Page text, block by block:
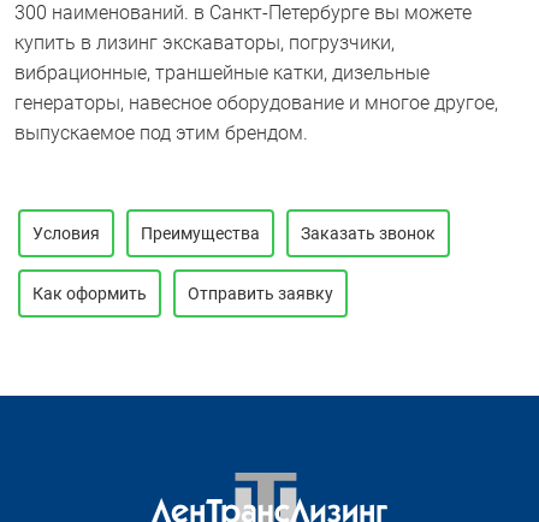
300 наименований. в Санкт-Петербурге вы можете
купить в лизинг экскаваторы, погрузчики,
вибрационные, траншейные катки, дизельные
генераторы, навесное оборудование и многое другое,
выпускаемое под этим брендом.
Условия Преимущества Заказать звонок
Как оформить Отправить заявку